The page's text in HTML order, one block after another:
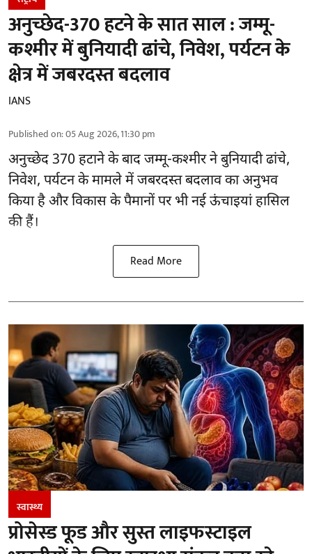
अनुच्छेद-370 हटने के सात साल : जम्मू-
कश्मीर में बुनियादी ढांचे, निवेश, पर्यटन के
क्षेत्र में जबरदस्त बदलाव
IANS
Published on:05 Aug 2026, 11:30 pm
अनुच्छेद 370 हटाने के बादजम्मू-कश्मीर ने बुनियादी ढांचे,
निवेश, पर्यटन के मामले में जबरदस्त बदलाव का अनुभव
किया है और विकास के पैमानों पर भी नई ऊंचाइयां हासिल
की हैं।
Read More
स्वास्थ्य
प्रोसेस्ड फूड और सुस्त लाइफस्टाइल